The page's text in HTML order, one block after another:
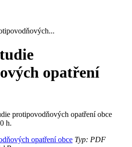
opatření
protipovodňových opatření obce
h.
opatření obce Typ: PDF